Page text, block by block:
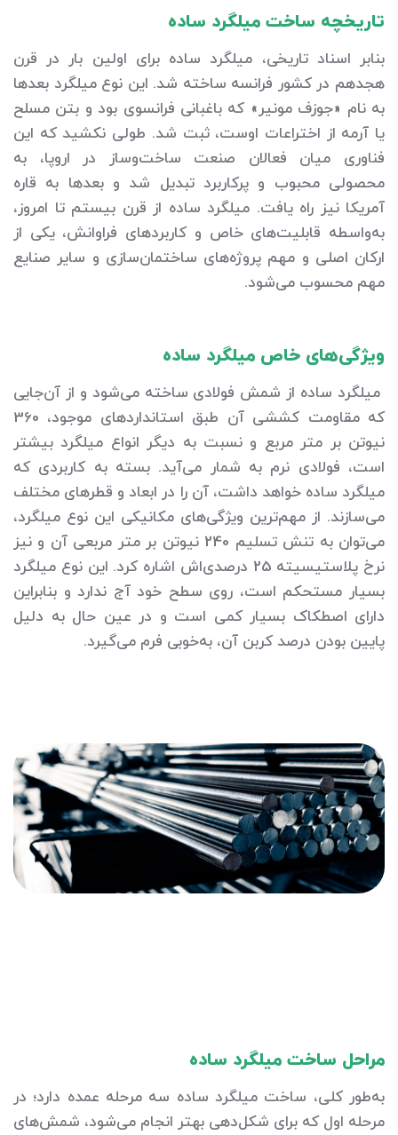
تاریخچه ساخت میلگرد ساده
بنابر اسناد تاریخی، میلگرد ساده برای اولین بار در قرن
هجدهم در کشور فرانسه ساخته شد. این نوع میلگرد بعدها
به نام «جوزف مونیر» که باغبانی فرانسوی بود و بتن مسلح
یا آرمه از اختراعات اوست، ثبت شد. طولی نکشید که این
فناوری میان فعالان صنعت ساخت‌وساز در اروپا، به
محصولی محبوب و پرکاربرد تبدیل شد و بعدها به قاره
آمریکا نیز راه یافت. میلگرد ساده از قرن بیستم تا امروز،
به‌واسطه قابلیت‌های خاص و کاربردهای فراوانش، یکی از
ارکان اصلی و مهم پروژه‌های ساختمان‌سازی و سایر صنایع
مهم محسوب می‌شود.
ویژگی‌های خاص میلگرد ساده
میلگرد ساده از شمش فولادی ساخته می‌شود و از آن‌جایی
که مقاومت کششی آن طبق استانداردهای موجود، 360
نیوتن بر متر مربع و نسبت به دیگر انواع میلگرد بیشتر
است، فولادی نرم به شمار می‌آید. بسته به کاربردی که
میلگرد ساده خواهد داشت، آن را در ابعاد و قطرهای مختلف
می‌سازند. از مهم‌ترین ویژگی‌های مکانیکی این نوع میلگرد،
می‌توان به تنش تسلیم 240 نیوتن بر متر مربعی آن و نیز
نرخ پلاستیسیته 25 درصدی‌اش اشاره کرد. این نوع میلگرد
بسیار مستحکم است، روی سطح خود آج ندارد و بنابراین
دارای اصطکاک بسیار کمی است و در عین حال به دلیل
پایین بودن درصد کربن آن، به‌خوبی فرم می‌گیرد.
مراحل ساخت میلگرد ساده
به‌طور کلی، ساخت میلگرد ساده سه مرحله عمده دارد؛ در
مرحله اول که برای شکل‌دهی بهتر انجام می‌شود، شمش‌های